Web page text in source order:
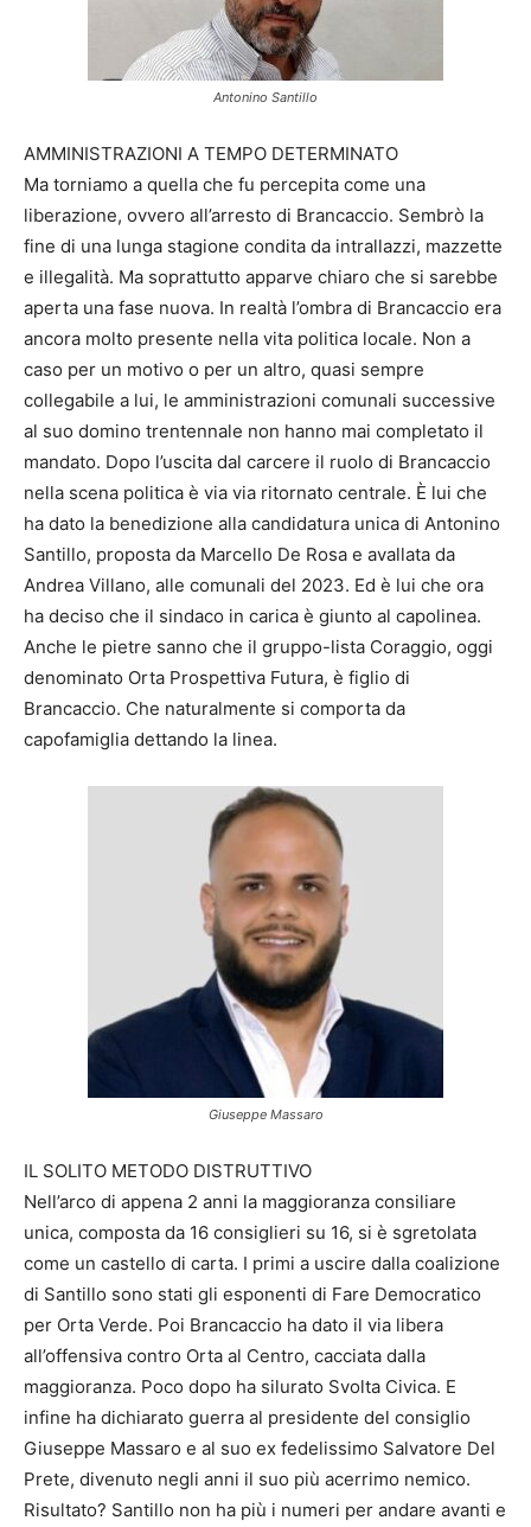
Antonino Santillo
AMMINISTRAZIONI A TEMPO DETERMINATO
Ma torniamo a quella che fu percepita come una
liberazione, ovvero all’arresto di Brancaccio. Sembrò la
fine di una lunga stagione condita da intrallazzi, mazzette
e illegalità. Ma soprattutto apparve chiaro che si sarebbe
aperta una fase nuova. In realtà l’ombra di Brancaccio era
ancora molto presente nella vita politica locale. Non a
caso per un motivo o per un altro, quasi sempre
collegabile a lui, le amministrazioni comunali successive
al suo domino trentennale non hanno mai completato il
mandato. Dopo l’uscita dal carcere il ruolo di Brancaccio
nella scena politica è via via ritornato centrale. È lui che
ha dato la benedizione alla candidatura unica di Antonino
Santillo, proposta da Marcello De Rosa e avallata da
Andrea Villano, alle comunali del 2023. Ed è lui che ora
ha deciso che il sindaco in carica è giunto al capolinea.
Anche le pietre sanno che il gruppo-lista Coraggio, oggi
denominato Orta Prospettiva Futura, è figlio di
Brancaccio. Che naturalmente si comporta da
capofamiglia dettando la linea.
Giuseppe Massaro
IL SOLITO METODO DISTRUTTIVO
Nell’arco di appena 2 anni la maggioranza consiliare
unica, composta da 16 consiglieri su 16, si è sgretolata
come un castello di carta. I primi a uscire dalla coalizione
di Santillo sono stati gli esponenti di Fare Democratico
per Orta Verde. Poi Brancaccio ha dato il via libera
all’offensiva contro Orta al Centro, cacciata dalla
maggioranza. Poco dopo ha silurato Svolta Civica. E
infine ha dichiarato guerra al presidente del consiglio
Giuseppe Massaro e al suo ex fedelissimo Salvatore Del
Prete, divenuto negli anni il suo più acerrimo nemico.
Risultato? Santillo non ha più i numeri per andare avanti e